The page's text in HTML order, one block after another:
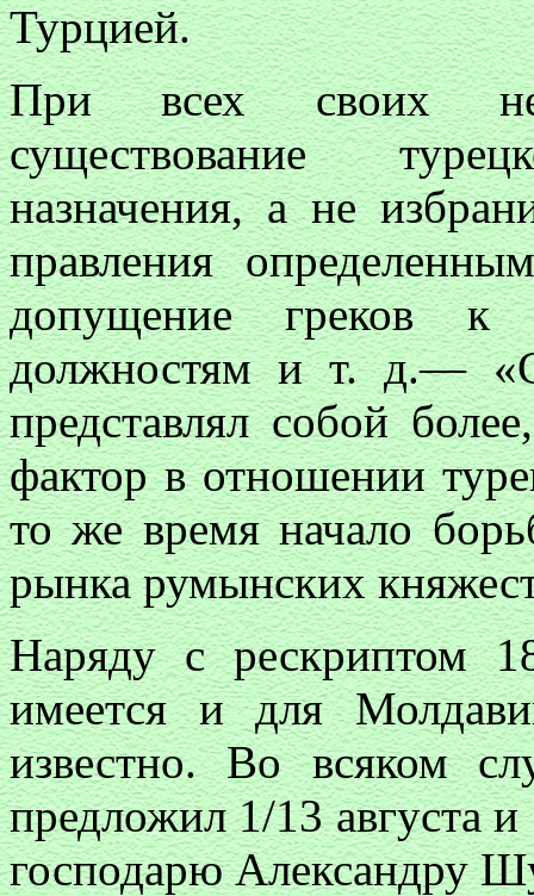
Турцией.
При всех своих
существование
назначения, а не
правления
допущение греков к
должностям и т. д.—
представлял собой
фактор в отношении
то же время начало
рынка румынских
Наряду с рескриптом
имеется и для
известно. Во всяком
предложил 1/13 августа
господарю Александру